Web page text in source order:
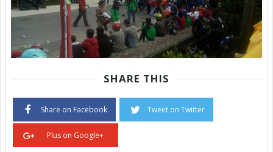
SHARE THIS
Share on Facebook Tweet on Twitter
Plus on Google+